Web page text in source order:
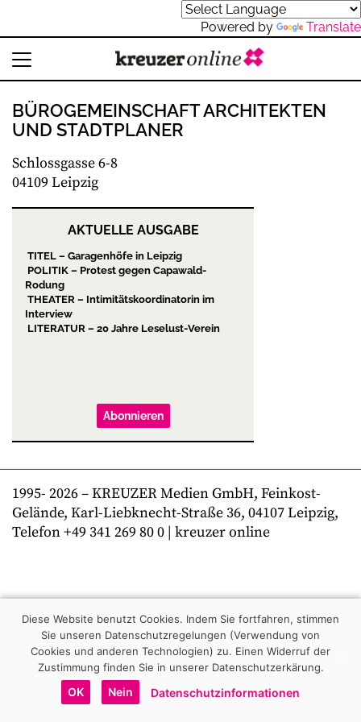
Powered by Translate
BÜROGEMEINSCHAFT ARCHITEKTEN
UND STADTPLANER
Schlossgasse 6-8
04109 Leipzig
AKTUELLE AUSGABE
TITEL – Garagenhöfe in Leipzig
POLITIK – Protest gegen Capawald-
Rodung
THEATER – Intimitätskoordinatorin im
Interview
LITERATUR – 20 Jahre Leselust-Verein
Abonnieren
1995- 2026– KREUZER Medien GmbH, Feinkost-
Gelände, Karl-Liebknecht-Straße 36, 04107 Leipzig,
Telefon +49 341 269 80 0 | kreuzer online
Diese Website benutzt Cookies. Indem Sie fortfahren, stimmen
Sie unseren Datenschutzregelungen (Verwendung von
Cookies und anderen Technologien) zu. Einen Widerruf der
Zustimmung finden Sie in unserer Datenschutzerkärung.
OK Nein Datenschutzinformationen